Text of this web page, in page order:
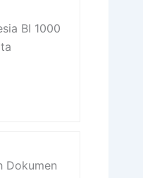
BI 1000
Dokumen